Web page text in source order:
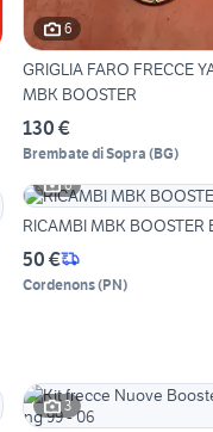
6
GRIGLIA FARO FRECCE
MBK BOOSTER
130 €
Brembate di Sopra (BG)
6
RICAMBI MBK BOOSTER
50 €
Cordenons(PN)
3